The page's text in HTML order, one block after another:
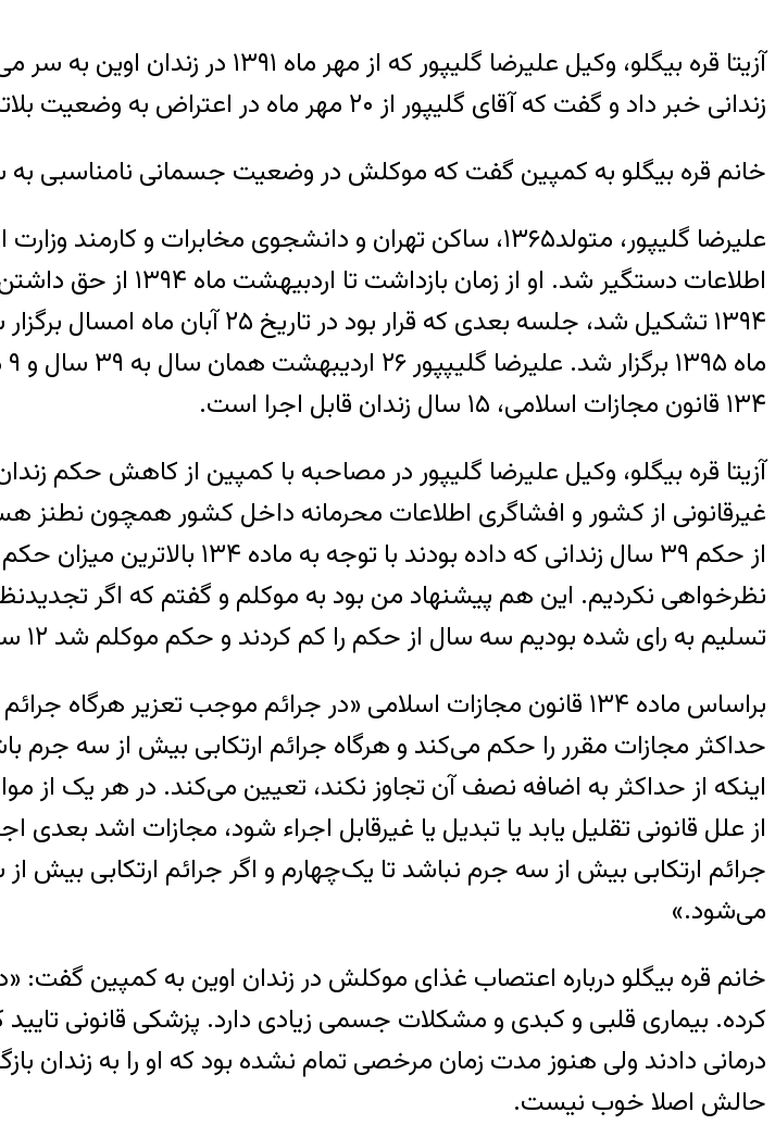
آزیتا قره بیگلو، وکیل علیرضا
زندانی خبر داد و گفت که آقای گلیپور از ۲۰ مهر ماه در اعتراض به وضعیت بلاتکلیف خود دست به اعتصاب غذا زده است.
خانم قره بیگلو به کمپین گفت که موکلش در وضعیت جسمانی نامناسبی به
۱۳۴ قانون مجازات اسلامی، ۱۵ سال زندان قابل اجرا است.
آزیتا قره بیگلو، وکیل علیرضا گلیپور در مصاحبه با کمپین از کاهش حکم
غیرقانونی از کشور و افشاگری اطلاعات محرمانه داخل کشور همچون نطنز
نظرخواهی نکردیم. این هم پیشنهاد من بود به موکلم و گفتم که اگر
تسلیم به رای شده بودیم سه سال از حکم را کم کردند و حکم موکلم شد ۱۲ سال.»
براساس ماده ۱۳۴ قانون مجازات اسلامی «در جرائم موجب تعزیر
حداکثر مجازات مقرر را حکم می‌کند و هرگاه جرائم ارتکابی بیش از سه جرم
اینکه از حداکثر به اضافه نصف آن تجاوز نکند، تعیین می‌کند. در هر یک از
از علل قانونی تقلیل یابد یا تبدیل یا غیرقابل اجراء شود، مجازات اشد
جرائم ارتکابی بیش از سه جرم نباشد تا یک‌چهارم و اگر جرائم ارتکابی
می‌شود.»
خانم قره بیگلو درباره اعتصاب غذای موکلش در زندان اوین به کمپین
حالش اصلا خوب نیست.